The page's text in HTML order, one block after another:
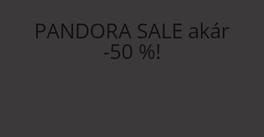
PANDORA SALE akár
-50 %!